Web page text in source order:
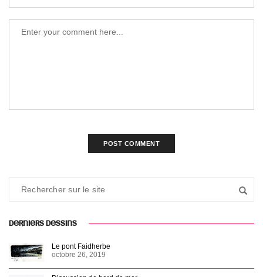
DERNIERS DESSINS
Le pont Faidherbe
octobre 26, 2019